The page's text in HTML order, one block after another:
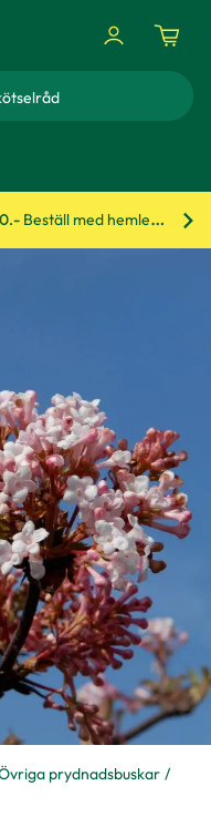
Beställ med hemleverans!
prydnadsbuskar